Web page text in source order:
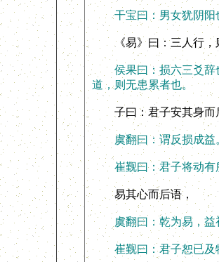
干宝曰：男女犹阴阳也
《易》曰：三人行，则
侯果曰：损六三爻辞也
道，则无患累者也。
子曰：君子安其身而
虞翻曰：谓反损成益。
崔觐曰：君子将动有
易其心而后语，
虞翻曰：乾为易，益
崔觐曰：君子恕已及物